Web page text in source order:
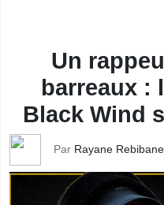
Un
barreaux :
Black Wind
Par Rayane Rebibane